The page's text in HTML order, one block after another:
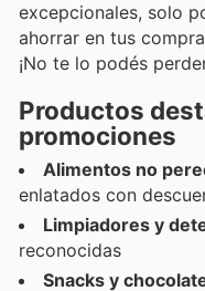
excepcionales, solo
ahorrar en tus
¡No te lo podés
Productos
promociones
Alimentos no
enlatados con
Limpiadores y
reconocidas
Snacks y